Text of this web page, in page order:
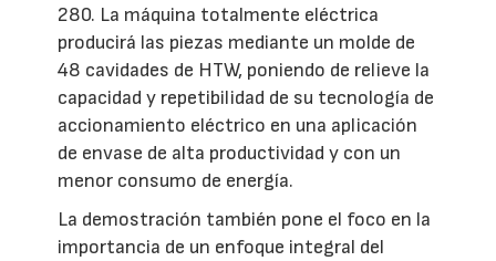
280. La máquina totalmente eléctrica
producirá las piezas mediante un molde de
48 cavidades de HTW, poniendo de relieve la
capacidad y repetibilidad de su tecnología de
accionamiento eléctrico en una aplicación
de envase de alta productividad y con un
menor consumo de energía.
La demostración también pone el foco en la
importancia de un enfoque integral del